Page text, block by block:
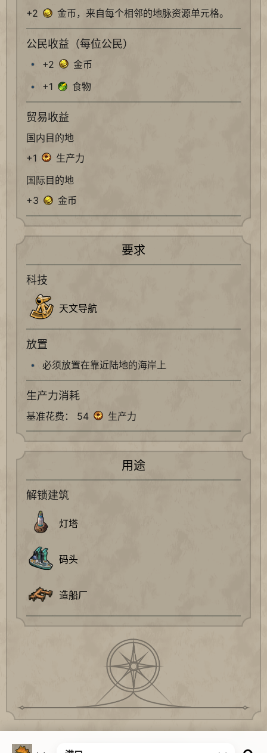
+2
金币，来自每个相邻的地脉资源单元格。
公民收益（每位公民）
+2
金币
+1
食物
贸易收益
国内目的地
+1
生产力
国际目的地
+3
金币
要求
科技
天文导航
放置
必须放置在靠近陆地的海岸上
生产力消耗
基准花费： 54 生产力
用途
解锁建筑
灯塔
码头
造船厂